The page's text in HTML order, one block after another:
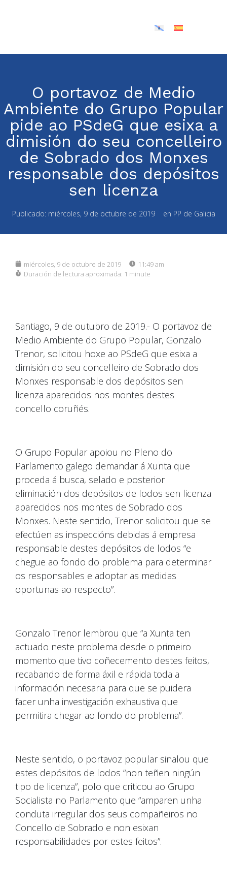
O portavoz de Medio
Ambiente do Grupo Popular
pide ao PSdeG que esixa a
dimisión do seu concelleiro
de Sobrado dos Monxes
responsable dos depósitos
sen licenza
Publicado: miércoles, 9 de octubre de 2019 en PP de Galicia
miércoles, 9 de octubre de 2019
11:49 am
Duración de lectura aproximada: 1 minute
Santiago, 9 de outubro de 2019.- O portavoz de
Medio Ambiente do Grupo Popular, Gonzalo
Trenor, solicitou hoxe ao PSdeG que esixa a
dimisión do seu concelleiro de Sobrado dos
Monxes responsable dos depósitos sen
licenza aparecidos nos montes destes
concello coruñés.
O Grupo Popular apoiou no Pleno do
Parlamento galego demandar á Xunta que
proceda á busca, selado e posterior
eliminación dos depósitos de lodos sen licenza
aparecidos nos montes de Sobrado dos
Monxes. Neste sentido, Trenor solicitou que se
efectúen as inspeccións debidas á empresa
responsable destes depósitos de lodos “e
chegue ao fondo do problema para determinar
os responsables e adoptar as medidas
oportunas ao respecto”.
Gonzalo Trenor lembrou que “a Xunta ten
actuado neste problema desde o primeiro
momento que tivo coñecemento destes feitos,
recabando de forma áxil e rápida toda a
información necesaria para que se puidera
facer unha investigación exhaustiva que
permitira chegar ao fondo do problema”.
Neste sentido, o portavoz popular sinalou que
estes depósitos de lodos “non teñen ningún
tipo de licenza”, polo que criticou ao Grupo
Socialista no Parlamento que “amparen unha
conduta irregular dos seus compañeiros no
Concello de Sobrado e non esixan
responsabilidades por estes feitos”.